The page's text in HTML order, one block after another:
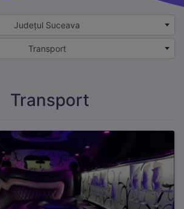
Județul Suceava
Transport
Transport